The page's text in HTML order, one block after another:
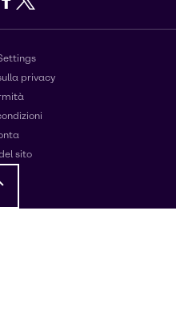
privacy
sito